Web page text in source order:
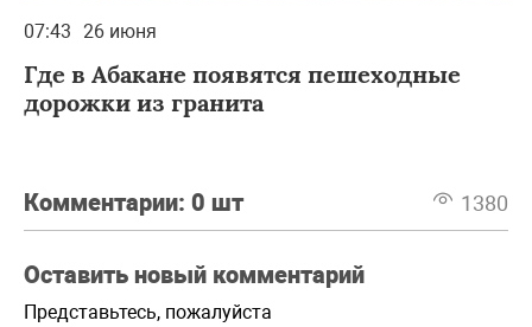
07:43 26 июня
Где в Абакане появятся пешеходные
дорожки из гранита
Комментарии: 0 шт 1380
Оставить новый комментарий
Представьтесь, пожалуйста